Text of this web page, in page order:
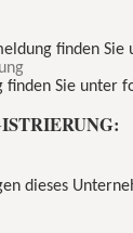
finden Sie
finden Sie unter
dieses